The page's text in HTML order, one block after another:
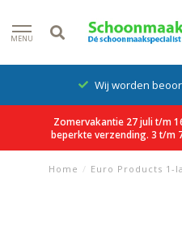
MENU
Wij worden
Zomervakantie 27 juli t/m
beperkte verzending. 3 t/m
Home / Euro Products 1-